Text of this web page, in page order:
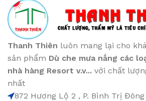
Thanh Thiên luôn mang lại cho
sản phẩm Dù che mưa nắng các
nhà hàng Resort v.v... với chất
nhất
872 Hương Lộ 2 , P. Bình Trị Đông